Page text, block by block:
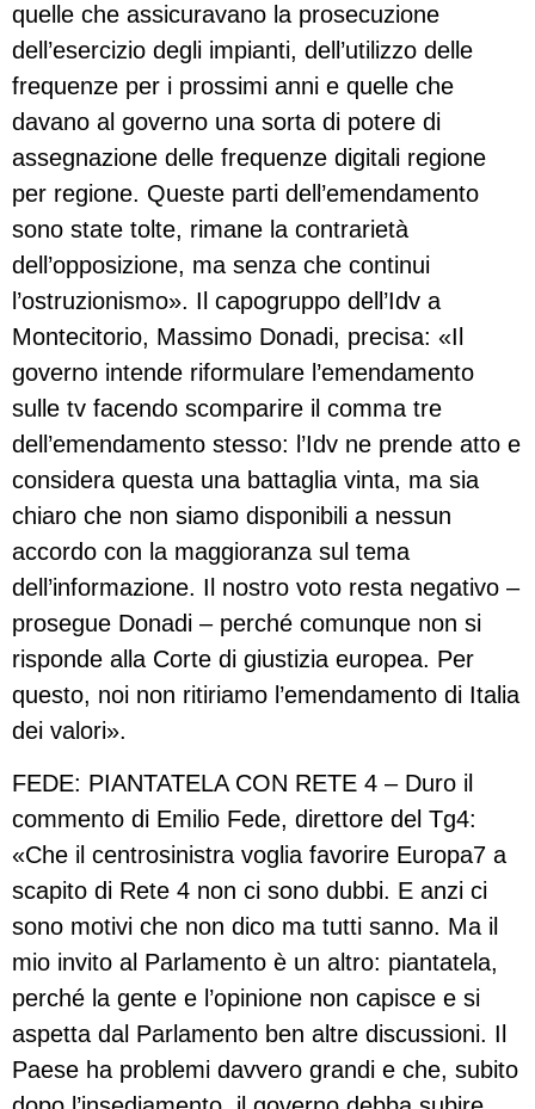
quelle che assicuravano la prosecuzione
dell’esercizio degli impianti, dell’utilizzo delle
frequenze per i prossimi anni e quelle che
davano al governo una sorta di potere di
assegnazione delle frequenze digitali regione
per regione. Queste parti dell’emendamento
sono state tolte, rimane la contrarietà
dell’opposizione, ma senza che continui
l’ostruzionismo». Il capogruppo dell’Idv a
Montecitorio, Massimo Donadi, precisa: «Il
governo intende riformulare l’emendamento
sulle tv facendo scomparire il comma tre
dell’emendamento stesso: l’Idv ne prende atto e
considera questa una battaglia vinta, ma sia
chiaro che non siamo disponibili a nessun
accordo con la maggioranza sul tema
dell’informazione. Il nostro voto resta negativo –
prosegue Donadi – perché comunque non si
risponde alla Corte di giustizia europea. Per
questo, noi non ritiriamo l’emendamento di Italia
dei valori».
FEDE: PIANTATELA CON RETE 4 – Duro il
commento di Emilio Fede, direttore del Tg4:
«Che il centrosinistra voglia favorire Europa7 a
scapito di Rete 4 non ci sono dubbi. E anzi ci
sono motivi che non dico ma tutti sanno. Ma il
mio invito al Parlamento è un altro: piantatela,
perché la gente e l’opinione non capisce e si
aspetta dal Parlamento ben altre discussioni. Il
Paese ha problemi davvero grandi e che, subito